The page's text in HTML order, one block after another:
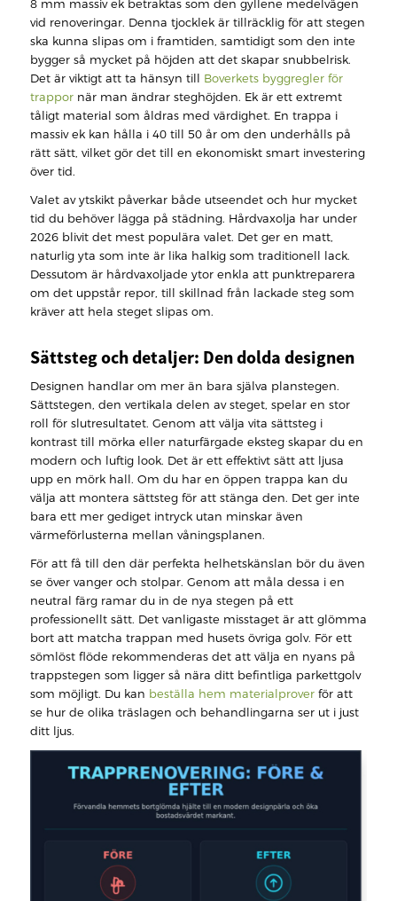
8 mm massiv ek betraktas som den gyllene medelvägen
vid renoveringar. Denna tjocklek är tillräcklig för att stegen
ska kunna slipas om i framtiden, samtidigt som den inte
bygger så mycket på höjden att det skapar snubbelrisk.
Det är viktigt att ta hänsyn till Boverkets byggregler för
trappornär man ändrar steghöjden. Ek är ett extremt
tåligt material som åldras med värdighet. En trappa i
massiv ek kan hålla i 40 till 50 år om den underhålls på
rätt sätt, vilket gör det till en ekonomiskt smart investering
över tid.
Valet av ytskikt påverkar både utseendet och hur mycket
tid du behöver lägga på städning. Hårdvaxolja har under
2026 blivit det mest populära valet. Det ger en matt,
naturlig yta som inte är lika halkig som traditionell lack.
Dessutom är hårdvaxoljade ytor enkla att punktreparera
om det uppstår repor, till skillnad från lackade steg som
kräver att hela steget slipas om.
Sättsteg och detaljer: Den dolda designen
Designen handlar om mer än bara själva planstegen.
Sättstegen, den vertikala delen av steget, spelar en stor
roll för slutresultatet. Genom att välja vita sättsteg i
kontrast till mörka eller naturfärgade eksteg skapar du en
modern och luftig look. Det är ett effektivt sätt att ljusa
upp en mörk hall. Om du har en öppen trappa kan du
välja att montera sättsteg för att stänga den. Det ger inte
bara ett mer gediget intryck utan minskar även
värmeförlusterna mellan våningsplanen.
För att få till den där perfekta helhetskänslan bör du även
se över vanger och stolpar. Genom att måla dessa i en
neutral färg ramar du in de nya stegen på ett
professionellt sätt. Det vanligaste misstaget är att glömma
bort att matcha trappan med husets övriga golv. För ett
sömlöst flöde rekommenderas det att välja en nyans på
trappstegen som ligger så nära ditt befintliga parkettgolv
som möjligt. Du kan beställa hem materialproverför att
se hur de olika träslagen och behandlingarna ser ut i just
ditt ljus.